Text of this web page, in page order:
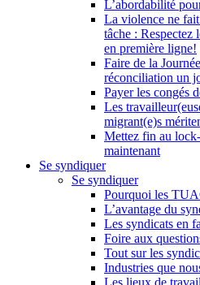
L’abordabilité
La violence ne
tâche : Respectez
en première ligne!
Faire de la
réconciliation un
Payer les congés
Les
migrant(e)s
Mettez fin au
maintenant
Se syndiquer
Se syndiquer
Pourquoi les
L’avantage du
Les syndicats en
Foire aux
Tout sur les
Industries que
Les lieux de